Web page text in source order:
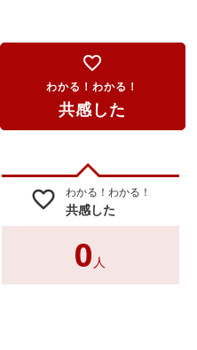
favorite_border
わかる！わかる！
共感した
favorite_border わかる！わかる！
共感した
0 人